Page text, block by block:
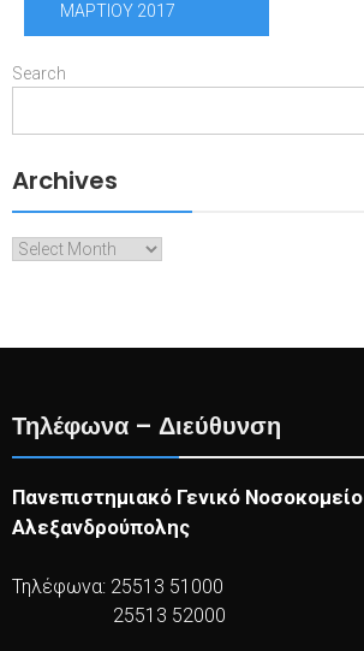
ΜΑΡΤΙΟΥ 2017
Search
Archives
Archives
Τηλέφωνα – Διεύθυνση
Πανεπιστημιακό Γενικό Νοσοκομείο
Αλεξανδρούπολης
Τηλέφωνα: 25513 51000
25513 52000